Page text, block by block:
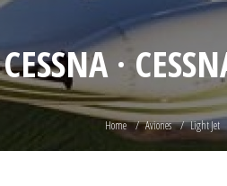
CESSNA ·
Home Aviones Light Jet